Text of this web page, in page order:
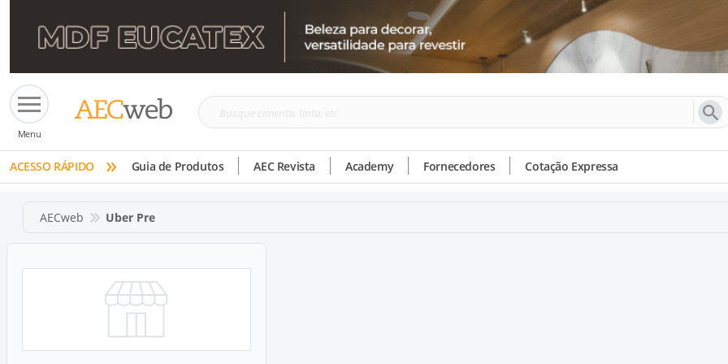
Menu
Busque
tinta,
etc
ACESSO RÁPIDO » Guia de Produtos AEC Revista Academy Fornecedores Cotação Expressa
AECweb Uber Pre